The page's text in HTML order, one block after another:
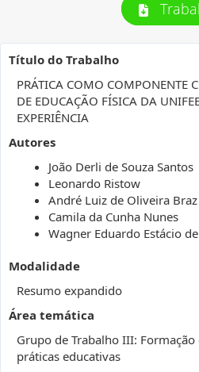
Título do Trabalho
PRÁTICA COMO COMPONENTE
DE EDUCAÇÃO FÍSICA DA
EXPERIÊNCIA
Autores
João Derli de Souza Santos
Leonardo Ristow
André Luiz de Oliveira Braz
Camila da Cunha Nunes
Wagner Eduardo Estácio
Modalidade
Resumo expandido
Área temática
Grupo de Trabalho III:
práticas educativas